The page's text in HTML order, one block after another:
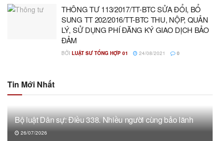
THÔNG TƯ 113/2017/TT-BTC SỬA ĐỔI, BỔ
SUNG TT 202/2016/TT-BTC THU, NỘP, QUẢN
LÝ, SỬ DỤNG PHÍ ĐĂNG KÝ GIAO DỊCH BẢO
ĐẢM
BỞI LUẬT SƯ TỔNG HỢP 01 24/08/2021 0
Tin Mới Nhất
Bộ luật Dân sự: Điều 338. Nhiều người cùng bảo lãnh
26/07/2026